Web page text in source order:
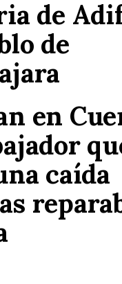
de
de
en
caída